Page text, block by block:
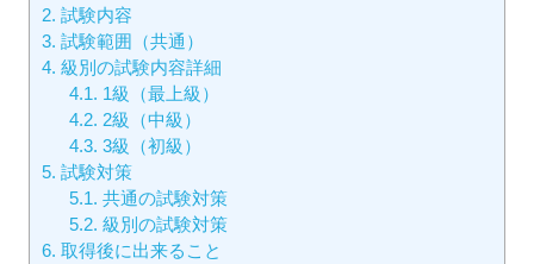
2. 試験内容
3. 試験範囲（共通）
4. 級別の試験内容詳細
4.1. 1級（最上級）
4.2. 2級（中級）
4.3. 3級（初級）
5. 試験対策
5.1. 共通の試験対策
5.2. 級別の試験対策
6. 取得後に出来ること